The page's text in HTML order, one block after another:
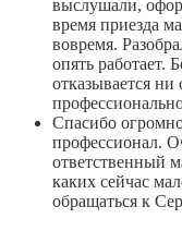
выслушали,
время приезда
вовремя.
опять работает.
отказывается ни
Спасибо
профессионал.
ответственный
каких сейчас
обращаться к